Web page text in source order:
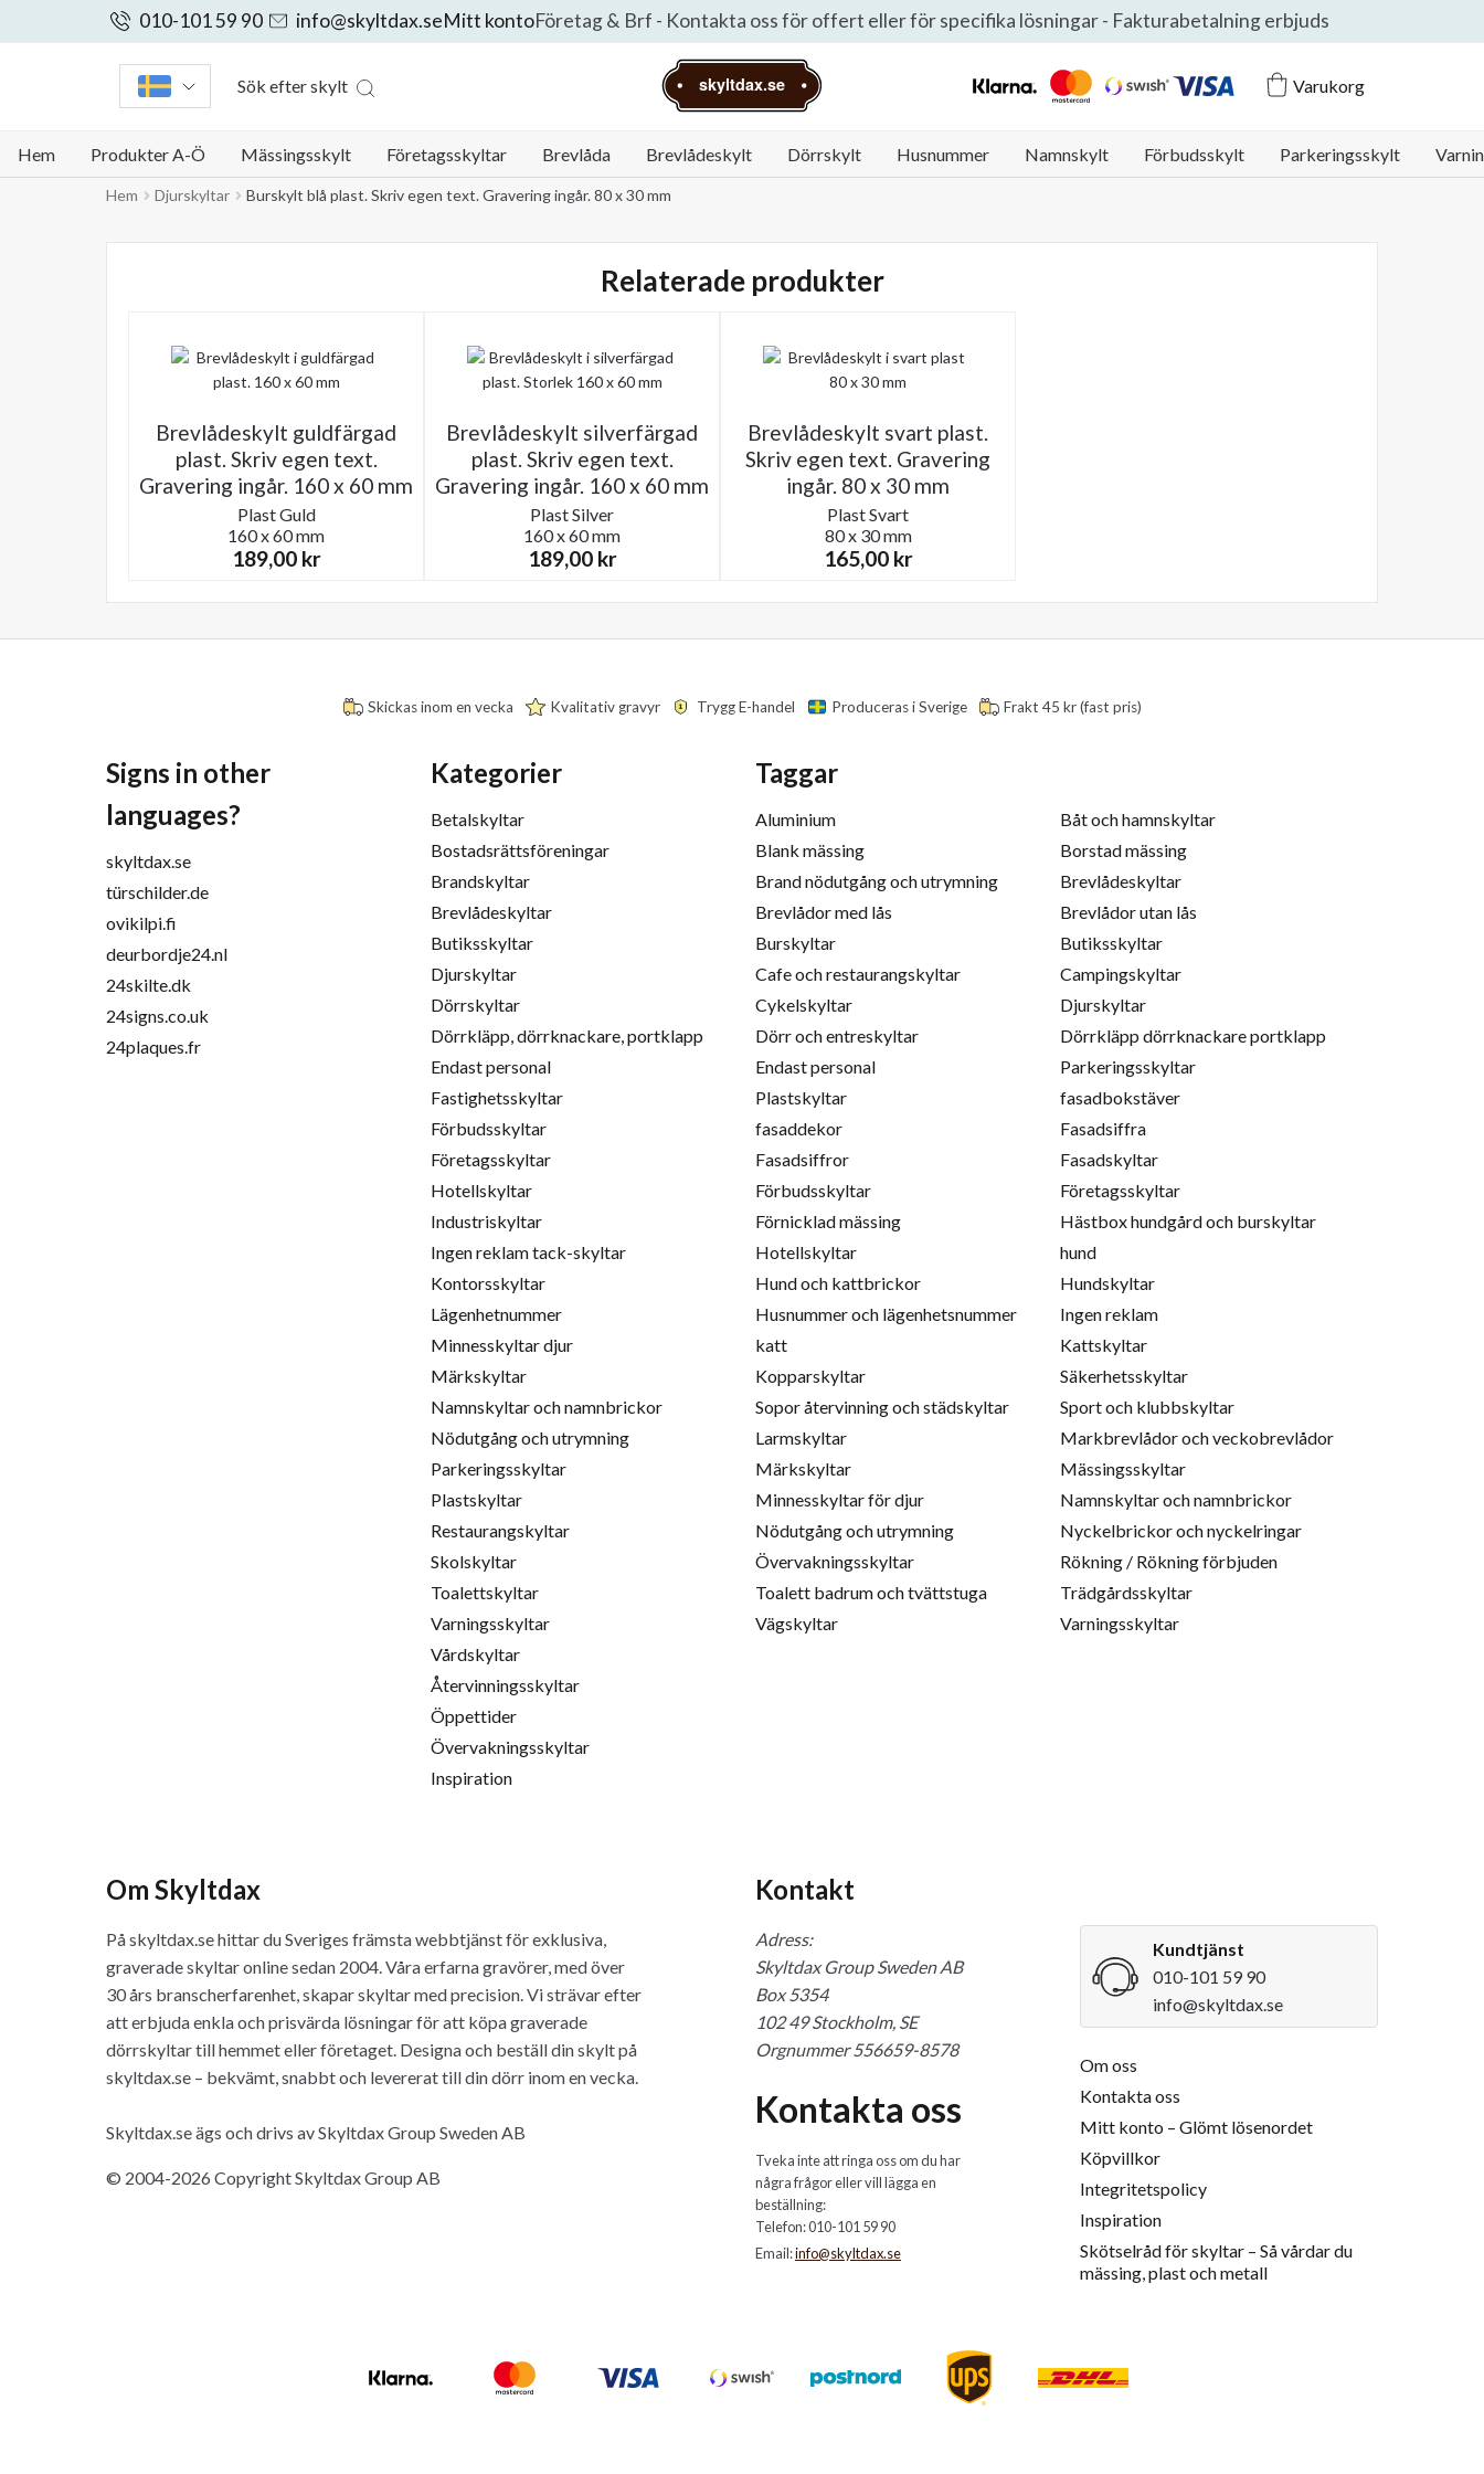
010-101 59 90 info@skyltdax.seMitt kontoFöretag & Brf - Kontakta oss för offert eller för specifika lösningar - Fakturabetalning erbjuds
Sök efter skylt skyltdax.se Klarna LogoMastercard Logo
Swish LogoVisa Logo Varukorg
Hem Produkter A-Ö Mässingsskylt Företagsskyltar Brevlåda Brevlådeskylt Dörrskylt Husnummer Namnskylt Förbudsskylt Parkeringsskylt
Hem Djurskyltar Burskylt blå plast. Skriv egen text. Gravering ingår. 80 x 30 mm
Relaterade produkter
Brevlådeskylt guldfärgad
plast. Skriv egen text.
Gravering ingår. 160 x 60 mm
PlastGuld
160 x 60 mm
189,00 kr
Brevlådeskylt silverfärgad
plast. Skriv egen text.
Gravering ingår. 160 x 60 mm
PlastSilver
160 x 60 mm
189,00 kr
Brevlådeskylt svart plast.
Skriv egen text. Gravering
ingår. 80 x 30 mm
PlastSvart
80 x 30 mm
165,00 kr
Skickas inom en vecka Kvalitativ gravyr Trygg E-handel Produceras i Sverige Frakt 45 kr (fast pris)
Signs in other
languages?
skyltdax.se
türschilder.de
ovikilpi.fi
deurbordje24.nl
24skilte.dk
24signs.co.uk
24plaques.fr
Kategorier
Betalskyltar
Bostadsrättsföreningar
Brandskyltar
Brevlådeskyltar
Butiksskyltar
Djurskyltar
Dörrskyltar
Dörrkläpp, dörrknackare, portklapp
Endast personal
Fastighetsskyltar
Förbudsskyltar
Företagsskyltar
Hotellskyltar
Industriskyltar
Ingen reklam tack-skyltar
Kontorsskyltar
Lägenhetnummer
Minnesskyltar djur
Märkskyltar
Namnskyltar och namnbrickor
Nödutgång och utrymning
Parkeringsskyltar
Plastskyltar
Restaurangskyltar
Skolskyltar
Toalettskyltar
Varningsskyltar
Vårdskyltar
Återvinningsskyltar
Öppettider
Övervakningsskyltar
Inspiration
Taggar
Aluminium
Båt och hamnskyltar
Blank mässing
Borstad mässing
Brand nödutgång och utrymning
Brevlådeskyltar
Brevlådor med lås
Brevlådor utan lås
Burskyltar
Butiksskyltar
Cafe och restaurangskyltar
Campingskyltar
Cykelskyltar
Djurskyltar
Dörr och entreskyltar
Dörrkläpp dörrknackare portklapp
Endast personal
Parkeringsskyltar
Plastskyltar
fasadbokstäver
fasaddekor
Fasadsiffra
Fasadsiffror
Fasadskyltar
Förbudsskyltar
Företagsskyltar
Förnicklad mässing
Hästbox hundgård och burskyltar
Hotellskyltar
hund
Hund och kattbrickor
Hundskyltar
Husnummer och lägenhetsnummer
Ingen reklam
katt
Kattskyltar
Kopparskyltar
Säkerhetsskyltar
Sopor återvinning och städskyltar
Sport och klubbskyltar
Larmskyltar
Markbrevlådor och veckobrevlådor
Märkskyltar
Mässingsskyltar
Minnesskyltar för djur
Namnskyltar och namnbrickor
Nödutgång och utrymning
Nyckelbrickor och nyckelringar
Övervakningsskyltar
Rökning / Rökning förbjuden
Toalett badrum och tvättstuga
Trädgårdsskyltar
Vägskyltar
Varningsskyltar
Om Skyltdax
På skyltdax.se hittar du Sveriges främsta webbtjänst för exklusiva,
graverade skyltar online sedan 2004. Våra erfarna gravörer, med över
30 års branscherfarenhet, skapar skyltar med precision. Vi strävar efter
att erbjuda enkla och prisvärda lösningar för att köpa graverade
dörrskyltar till hemmet eller företaget. Designa och beställ din skylt på
skyltdax.se – bekvämt, snabbt och levererat till din dörr inom en vecka.
Skyltdax.se ägs och drivs av Skyltdax Group Sweden AB
© 2004-2026 Copyright Skyltdax Group AB
Kontakt
Adress:
Skyltdax Group Sweden AB
Box 5354
102 49 Stockholm, SE
Orgnummer 556659-8578
Kontakta oss
Tveka inte att ringa oss om du har
några frågor eller vill lägga en
beställning:
Telefon: 010-101 59 90
Email:info@skyltdax.se
Kundtjänst
010-101 59 90
info@skyltdax.se
Om oss
Kontakta oss
Mitt konto – Glömt lösenordet
Köpvillkor
Integritetspolicy
Inspiration
Skötselråd för skyltar – Så vårdar du
mässing, plast och metall
Mastercard LogoVisa Logo Postnord UPS DHL